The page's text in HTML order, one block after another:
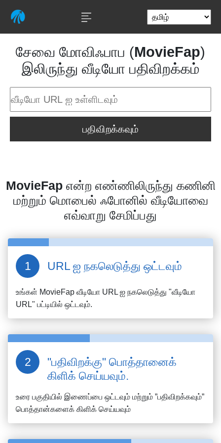
சேவை மோவிஃபாப (MovieFap)
இலிருந்து வீடியோ பதிவிறக்கம்
பதிவிறக்கவும்
MovieFapஎன்ற எண்ணிலிருந்து கணினி
மற்றும் மொபைல் ஃபோனில் வீடியோவை
எவ்வாறு சேமிப்பது
URL ஐ நகலெடுத்து ஒட்டவும்
உங்கள் MovieFap வீடியோ URL ஐ நகலெடுத்து "வீடியோ
URL" பட்டியில் ஒட்டவும்.
"பதிவிறக்கு" பொத்தானைக்
கிளிக் செய்யவும்.
உரை பகுதியில் இணைப்பை ஒட்டவும் மற்றும் ”பதிவிறக்கவும்”
பொத்தான்களைக் கிளிக் செய்யவும்